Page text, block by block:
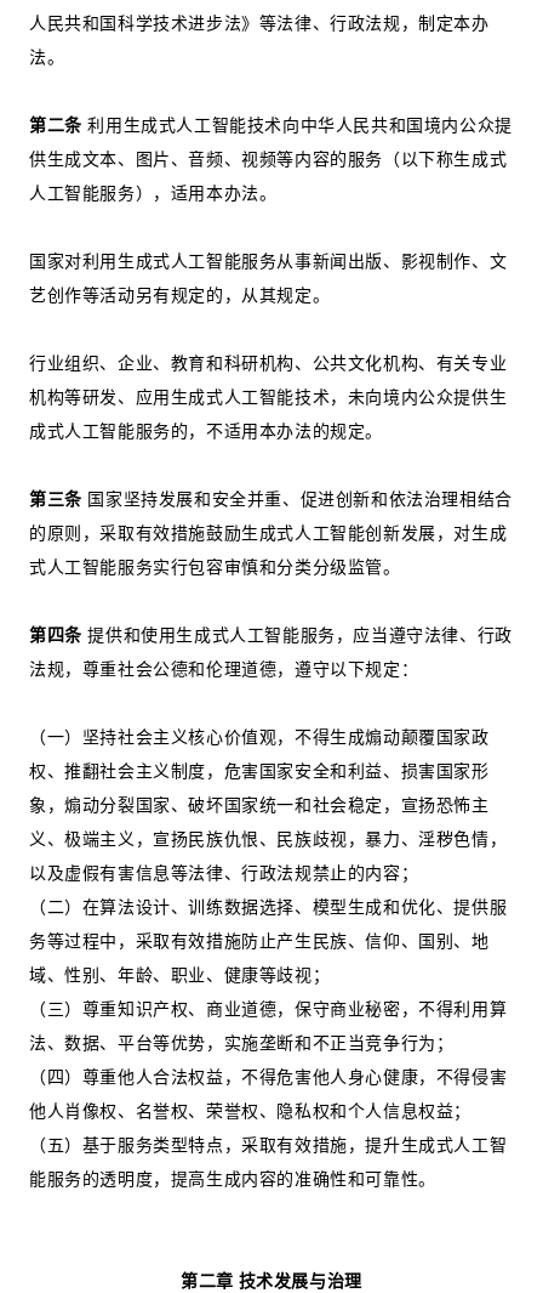
人民共和国科学技术进步法》等法律、行政法规，制定本办
法。
第二条 利用生成式人工智能技术向中华人民共和国境内公众提
供生成文本、图片、音频、视频等内容的服务（以下称生成式
人工智能服务），适用本办法。
国家对利用生成式人工智能服务从事新闻出版、影视制作、文
艺创作等活动另有规定的，从其规定。
行业组织、企业、教育和科研机构、公共文化机构、有关专业
机构等研发、应用生成式人工智能技术，未向境内公众提供生
成式人工智能服务的，不适用本办法的规定。
第三条 国家坚持发展和安全并重、促进创新和依法治理相结合
的原则，采取有效措施鼓励生成式人工智能创新发展，对生成
式人工智能服务实行包容审慎和分类分级监管。
第四条 提供和使用生成式人工智能服务，应当遵守法律、行政
法规，尊重社会公德和伦理道德，遵守以下规定：
（一）坚持社会主义核心价值观，不得生成煽动颠覆国家政
权、推翻社会主义制度，危害国家安全和利益、损害国家形
象，煽动分裂国家、破坏国家统一和社会稳定，宣扬恐怖主
义、极端主义，宣扬民族仇恨、民族歧视，暴力、淫秽色情，
以及虚假有害信息等法律、行政法规禁止的内容；
（二）在算法设计、训练数据选择、模型生成和优化、提供服
务等过程中，采取有效措施防止产生民族、信仰、国别、地
域、性别、年龄、职业、健康等歧视；
（三）尊重知识产权、商业道德，保守商业秘密，不得利用算
法、数据、平台等优势，实施垄断和不正当竞争行为；
（四）尊重他人合法权益，不得危害他人身心健康，不得侵害
他人肖像权、名誉权、荣誉权、隐私权和个人信息权益；
（五）基于服务类型特点，采取有效措施，提升生成式人工智
能服务的透明度，提高生成内容的准确性和可靠性。
第二章 技术发展与治理